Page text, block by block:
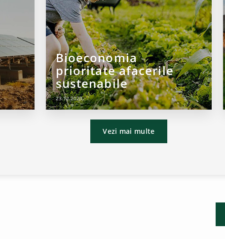
Bioeconomia
prioritate afacerile
sustenabile
23.12.2020
Vezi mai multe